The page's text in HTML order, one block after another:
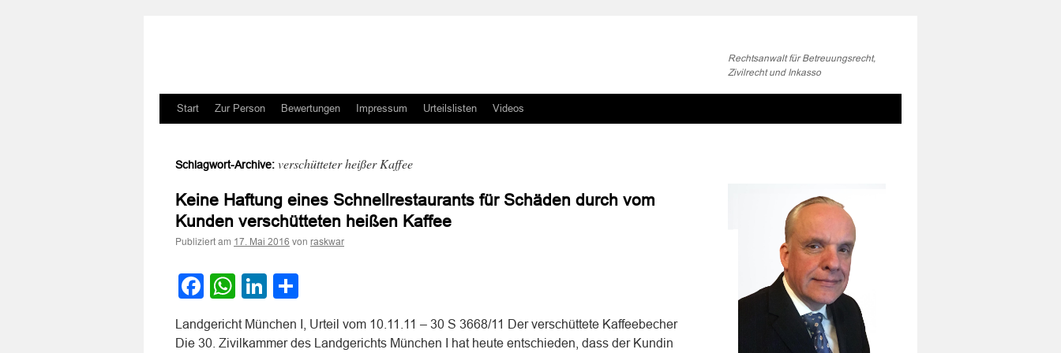
Rechtsanwalt für Betreuungsrecht,
Zivilrecht und Inkasso
Zum
springen
Start Zur Person Bewertungen Impressum Urteilslisten Videos
Schlagwort-Archive: verschütteter heißer Kaffee
Keine Haftung eines Schnellrestaurants für Schäden durch vom
Kunden verschütteten heißen Kaffee
Publiziert am 17. Mai 2016 von raskwar
Facebook
WhatsApp
LinkedIn
Landgericht München I, Urteil vom 10.11.11 – 30 S 3668/11 Der verschüttete Kaffeebecher
Die 30. Zivilkammer des Landgerichts München I hat heute entschieden, dass der Kundin